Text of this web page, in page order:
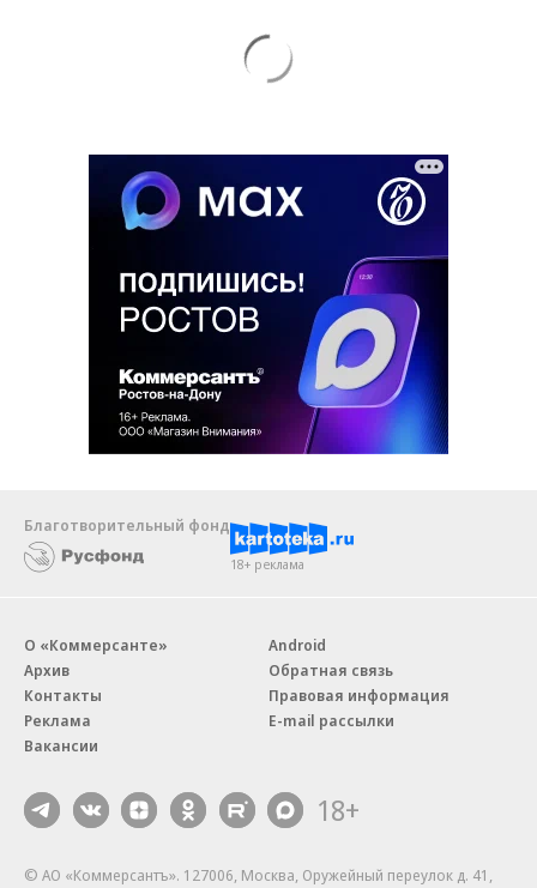
Благотворительный фонд
18+ реклама
О «Коммерсанте»
Архив
Контакты
Реклама
Вакансии
Android
Обратная связь
Правовая информация
E-mail рассылки
18+
© АО «Коммерсантъ». 127006, Москва, Оружейный переулок д. 41,